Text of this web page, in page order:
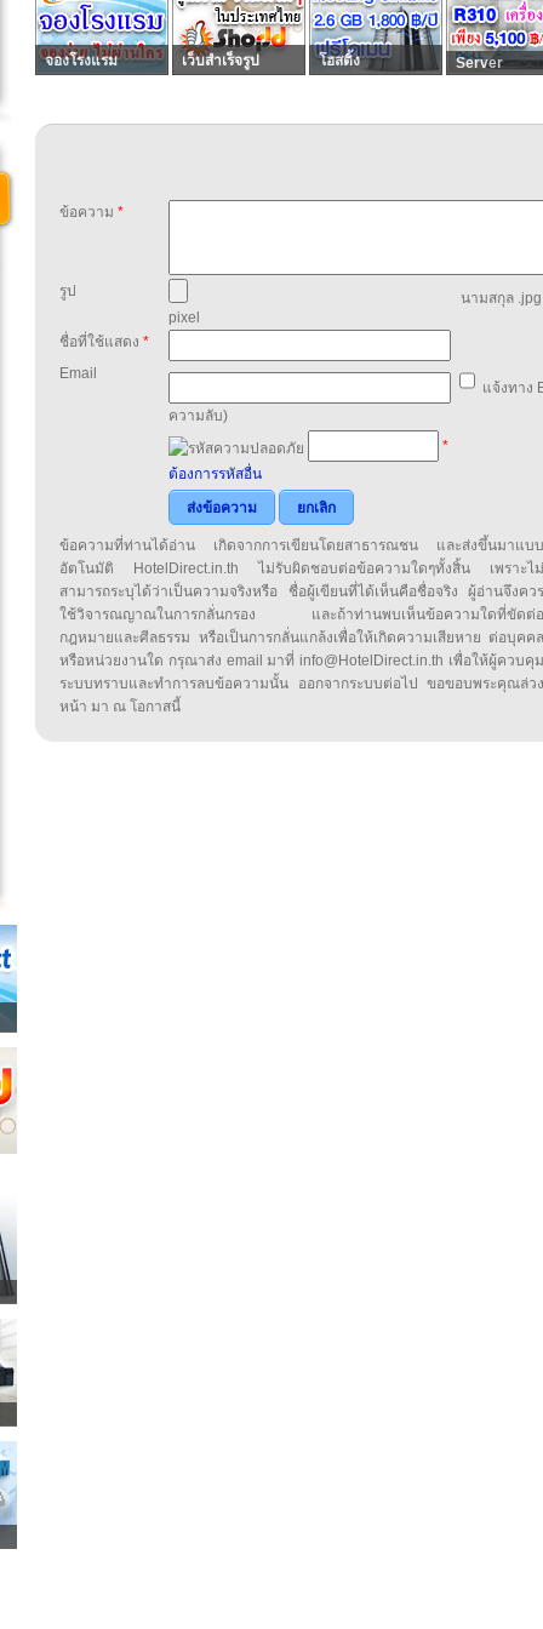
จองโรงแรม เว็บสำเร็จรูป โฮสติ้ง Server
ข้อความ *
รูป
นามสกุล
pixel
ชื่อที่ใช้แสดง *
Email
แจ้งทาง
ความลับ)
*
ต้องการรหัสอื่น
ส่งข้อความ
ยกเลิก
ข้อความที่ท่านได้อ่าน เกิดจากการเขียนโดยสาธารณชน และส่งขึ้นมาแบบ
อัตโนมัติ HotelDirect.in.th ไม่รับผิดชอบต่อข้อความใดๆทั้งสิ้น เพราะไม่
สามารถระบุได้ว่าเป็นความจริงหรือ ชื่อผู้เขียนที่ได้เห็นคือชื่อจริง ผู้อ่านจึงควร
ใช้วิจารณญาณในการกลั่นกรอง และถ้าท่านพบเห็นข้อความใดที่ขัดต่อ
กฎหมายและศีลธรรม หรือเป็นการกลั่นแกล้งเพื่อให้เกิดความเสียหาย ต่อบุคคล
หรือหน่วยงานใด กรุณาส่ง email มาที่ info@HotelDirect.in.th เพื่อให้ผู้ควบคุม
ระบบทราบและทำการลบข้อความนั้น ออกจากระบบต่อไป ขอขอบพระคุณล่วง
หน้า มา ณ โอกาสนี้